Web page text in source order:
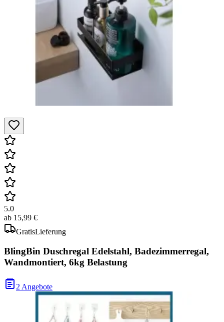
5.0
ab 15,99 €
GratisLieferung
BlingBin Duschregal Edelstahl, Badezimmerregal,
Wandmontiert, 6kg Belastung
2 Angebote